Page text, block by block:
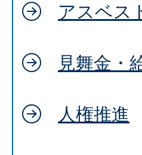
アスベス
見舞金・
人権推進